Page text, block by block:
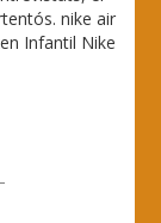
nike air
Infantil Nike